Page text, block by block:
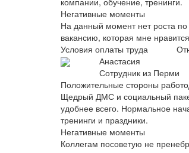
Негативные моменты
На данный момент нет роста
вакансию, которая мне
Условия оплаты труда
Анастасия
Сотрудник из Перми
Положительные стороны
Щедрый ДМС и социальный
удобнее всего. Нормальное
тренинги и праздники.
Негативные моменты
Коллегам посоветую не